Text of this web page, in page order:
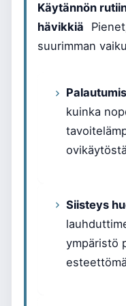
Käytännön
hävikkiä
suurimman
kuinka
Siisteys
ympäristö